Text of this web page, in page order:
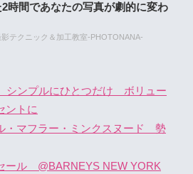
2時間であなたの写真が劇的に変わ
影テクニック＆加工教室-PHOTONANA-
シンプルにひとつだけ ボリュー
ントに
・マフラー・ミンクスヌード 勢
ール @BARNEYS NEW YORK